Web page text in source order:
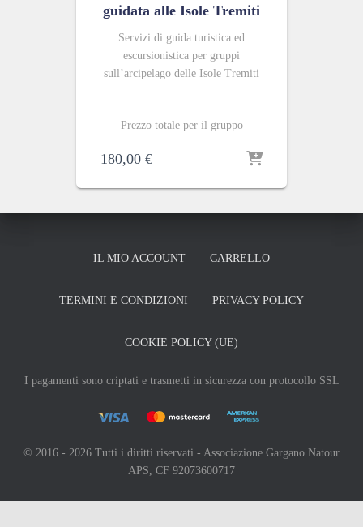
guidata alle Isole Tremiti
Servizi di guida turistica ed
escursionistica per gruppi
sull’arcipelago delle Isole Tremiti
Prezzo totale per il gruppo
180,00 €
IL MIO ACCOUNT CARRELLO
TERMINI E CONDIZIONI PRIVACY POLICY
COOKIE POLICY (UE)
I pagamenti sono criptati e trasmetti in sicurezza con protocollo SSL
© 2016 - 2026 Tutti i diritti riservati - Associazione Gargano Natour
APS, CF 92073600717